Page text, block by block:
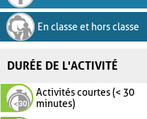
En classe et hors classe
DURÉE DE L'ACTIVITÉ
Activités courtes (< 30
minutes)